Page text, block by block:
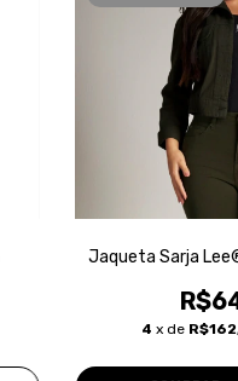
Jaqueta Sarja
4 x de